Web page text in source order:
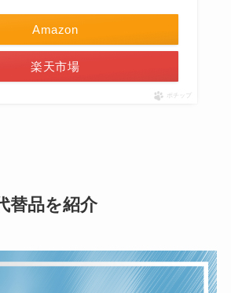
Amazon
楽天市場
ポチップ
替品を紹介